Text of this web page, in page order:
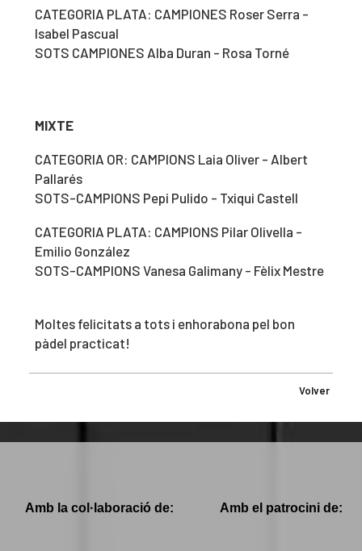
CATEGORIA PLATA: CAMPIONES Roser Serra -
Isabel Pascual
SOTS CAMPIONES Alba Duran - Rosa Torné
MIXTE
CATEGORIA OR: CAMPIONS Laia Oliver - Albert
Pallarés
SOTS-CAMPIONS Pepi Pulido - Txiqui Castell
CATEGORIA PLATA: CAMPIONS Pilar Olivella -
Emilio González
SOTS-CAMPIONS Vanesa Galimany - Fèlix Mestre
Moltes felicitats a tots i enhorabona pel bon
pàdel practicat!
Volver
Amb la col·laboració de: Amb el patrocini de: